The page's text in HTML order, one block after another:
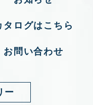
タログはこちら
お問い合わせ
ー